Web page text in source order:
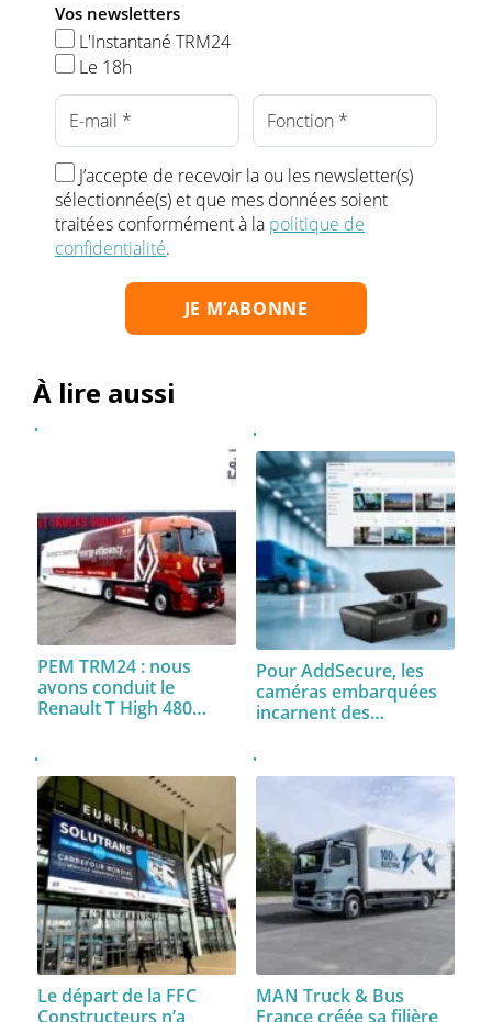
Vos newsletters
L'Instantané TRM24
Le 18h
J’accepte de recevoir la ou les newsletter(s)
sélectionnée(s) et que mes données soient
traitées conformément à la politique de
confidentialité.
À lire aussi
PEM TRM24 : nous
avons conduit le
Renault T High 480…
Pour AddSecure, les
caméras embarquées
incarnent des…
Le départ de la FFC
Constructeurs n’a
MAN Truck & Bus
France créée sa filière